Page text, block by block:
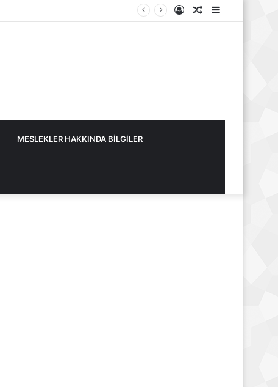
Kenar
Rastgele
Kayıt
MESLEKLER HAKKINDA BİLGİLER